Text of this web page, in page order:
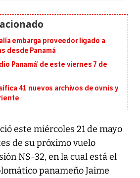
embarga proveedor ligado a
desde Panamá
Panamá’ de este viernes 7 de
41 nuevos archivos de ovnis y
este miércoles 21 de mayo
de su próximo vuelo
NS-32, en la cual está el
panameño Jaime